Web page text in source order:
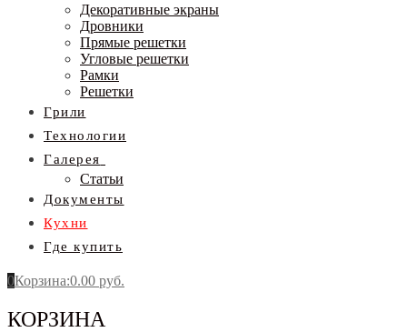
Декоративные экраны
Дровники
Прямые решетки
Угловые решетки
Рамки
Решетки
Грили
Технологии
Галерея
Статьи
Документы
Кухни
Где купить
0Корзина:0.00 руб.
КОРЗИНА